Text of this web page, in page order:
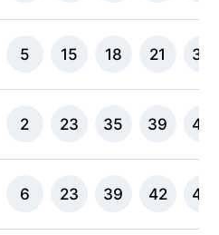
5 15 18 21 30
2 23 35 39 40
6 23 39 42 43